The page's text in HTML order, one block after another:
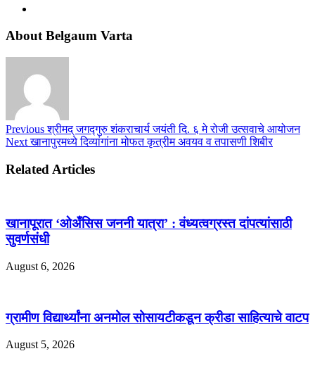
About Belgaum Varta
Previousश्रीमद् जगद्गुरु शंकराचार्य जयंती दि. ६ मे रोजी उत्सवाचे आयोजन
Nextखानापुरमध्ये दिव्यांगांना मोफत कृत्रीम अवयव व तपासणी शिबीर
Related Articles
खानापूरात ‘ओअँसिस जननी यात्रा’ : वंध्यत्वग्रस्त दांपत्यांसाठी
सुवर्णसंधी
August 6, 2026
ग्रामीण विद्यार्थ्यांना अनमोल सोसायटीकडून क्रीडा साहित्याचे वाटप
August 5, 2026